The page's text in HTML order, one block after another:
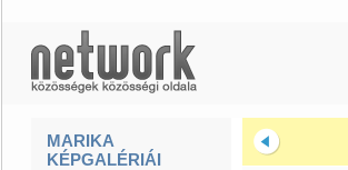
MARIKA
KÉPGALÉRIÁI